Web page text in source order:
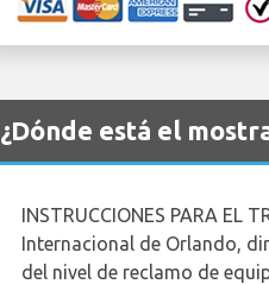
¿Dónde está el
INSTRUCCIONES PARA EL
Internacional de Orlando,
del nivel de reclamo de